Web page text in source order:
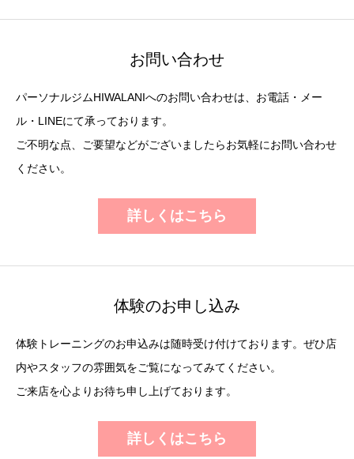
お問い合わせ
パーソナルジムHIWALANIへのお問い合わせは、お電話・メー
ル・LINEにて承っております。
ご不明な点、ご要望などがございましたらお気軽にお問い合わせ
ください。
詳しくはこちら
体験のお申し込み
体験トレーニングのお申込みは随時受け付けております。ぜひ店
内やスタッフの雰囲気をご覧になってみてください。
ご来店を心よりお待ち申し上げております。
詳しくはこちら